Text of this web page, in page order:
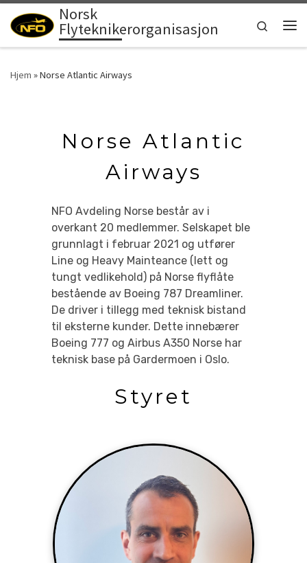
Skip to content
Norsk
Flyteknikerorganisasjon
Search
Hjem »Norse Atlantic Airways
Norse Atlantic
Airways
NFO Avdeling Norse består av i
overkant 20 medlemmer. Selskapet ble
grunnlagt i februar 2021 og utfører
Line og Heavy Mainteance (lett og
tungt vedlikehold) på Norse flyflåte
bestående av Boeing 787 Dreamliner.
De driver i tillegg med teknisk bistand
til eksterne kunder. Dette innebærer
Boeing 777 og Airbus A350 Norse har
teknisk base på Gardermoen i Oslo.
Styret